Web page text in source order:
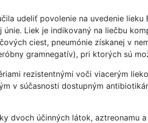
udeliť povolenie na uvedenie lieku
Liek je indikovaný na liečbu
ciest, pneumónie získanej v
gramnegatív), pri ktorých sú
rezistentnými voči viacerým
v súčasnosti dostupným
dvoch účinných látok, aztreonamu